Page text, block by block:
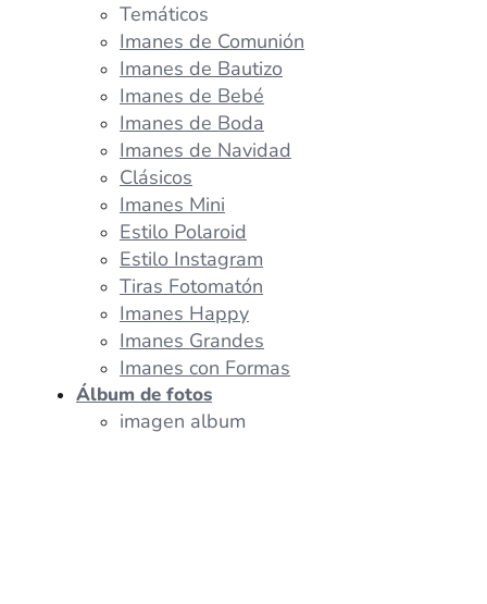
Temáticos
Imanes de Comunión
Imanes de Bautizo
Imanes de Bebé
Imanes de Boda
Imanes de Navidad
Clásicos
Imanes Mini
Estilo Polaroid
Estilo Instagram
Tiras Fotomatón
Imanes Happy
Imanes Grandes
Imanes con Formas
Álbum de fotos
imagen album